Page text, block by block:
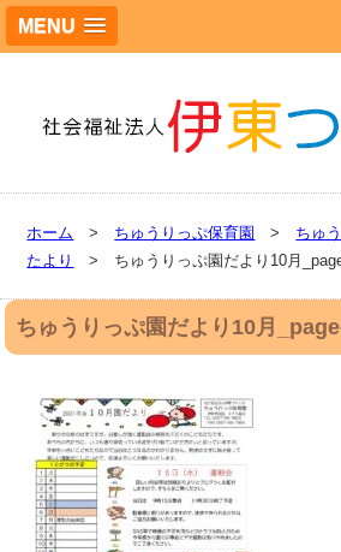
MENU
ホーム > ちゅうりっぷ保育園 > ちゅ
たより
> ちゅうりっぷ園だより10月
ちゅうりっぷ園だより10月